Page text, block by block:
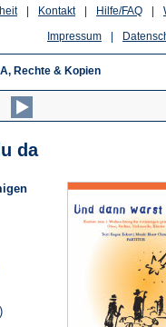
Hilfe/FAQ
Kontakt
Impressum
Rechte & Kopien
da